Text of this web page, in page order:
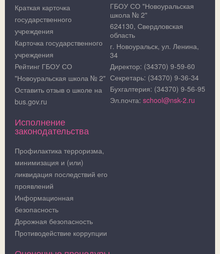
Краткая карточка
государственного
учреждения
Карточка государственного
учреждения
Рейтинг ГБОУ СО
"Новоуральская школа № 2"
Оставить отзыв о школе на
bus.gov.ru
Исполнение
законодательства
Профилактика терроризма,
минимизация и (или)
ликвидация последствий его
проявлений
Информационная
безопасность
Дорожная безопасность
Противодействие коррупции
ГБОУ СО "Новоуральская
школа № 2"
624130, Свердловская
область
г. Новоуральск, ул. Ленина,
34
Директор: (34370) 9-59-60
Секретарь: (34370) 9-36-34
Бухгалтерия: (34370) 9-56-95
Эл.почта: school@nsk-2.ru